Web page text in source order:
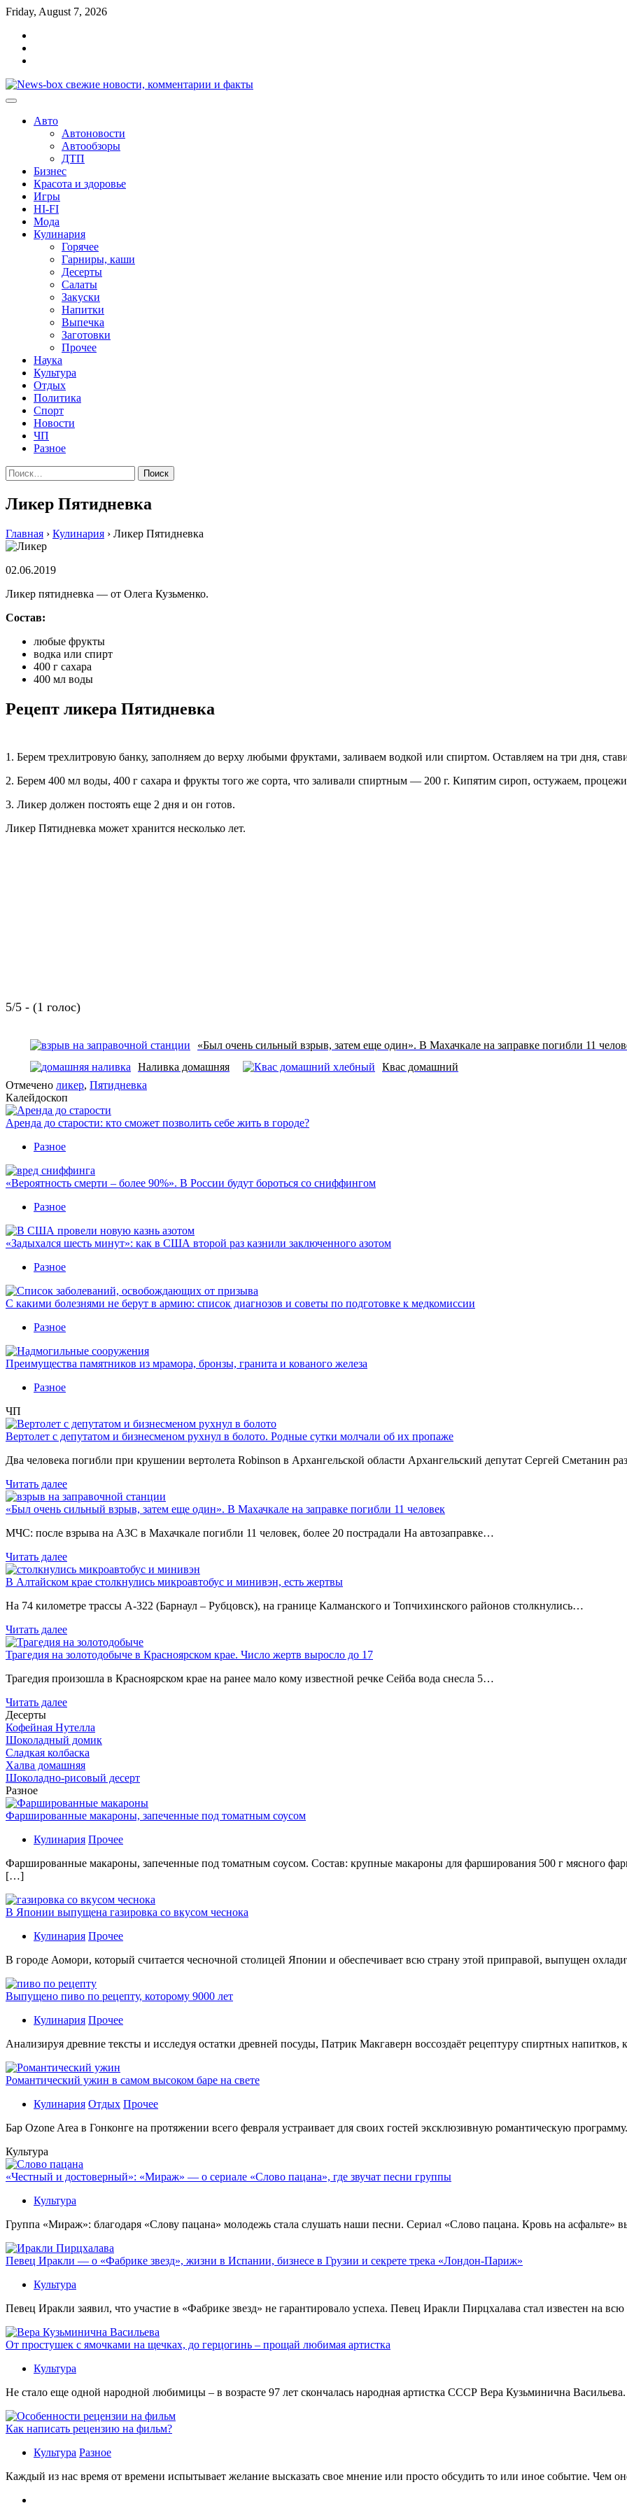
Перейти
содержимому
Friday, August 7, 2026
Авто
Автоновости
Автообзоры
ДТП
Бизнес
Красота и здоровье
Игры
HI-FI
Мода
Кулинария
Горячее
Гарниры, каши
Десерты
Салаты
Закуски
Напитки
Выпечка
Заготовки
Прочее
Наука
Культура
Отдых
Политика
Спорт
Новости
ЧП
Разное
Найти:
Ликер Пятидневка
Главная › Кулинария › Ликер Пятидневка
02.06.2019
Ликер пятидневка — от Олега Кузьменко.
Состав:
любые фрукты
водка или спирт
400 г сахара
400 мл воды
Рецепт ликера Пятидневка
1. Берем трехлитровую банку, заполняем до верху любыми фруктами, заливаем водкой или спиртом. Оставляем на три дня,
2. Берем 400 мл воды, 400 г сахара и фрукты того же сорта, что заливали спиртным — 200 г. Кипятим сироп, остужаем,
3. Ликер должен постоять еще 2 дня и он готов.
Ликер Пятидневка может хранится несколько лет.
5/5 - (1 голос)
«Был очень сильный взрыв, затем еще один». В Махачкале на заправке погибли 11
Наливка домашняя
Квас домашний
Отмечено ликер, Пятидневка
Калейдоскоп
Аренда до старости: кто сможет позволить себе жить в городе?
Разное
«Вероятность смерти – более 90%». В России будут бороться со сниффингом
Разное
«Задыхался шесть минут»: как в США второй раз казнили заключенного азотом
Разное
С какими болезнями не берут в армию: список диагнозов и советы по подготовке к медкомиссии
Разное
Преимущества памятников из мрамора, бронзы, гранита и кованого железа
Разное
ЧП
Вертолет с депутатом и бизнесменом рухнул в болото. Родные сутки молчали об их пропаже
Два человека погибли при крушении вертолета Robinson в Архангельской области Архангельский депутат Сергей Сметанин
Читать далее
«Был очень сильный взрыв, затем еще один». В Махачкале на заправке погибли 11 человек
МЧС: после взрыва на АЗС в Махачкале погибли 11 человек, более 20 пострадали На автозаправке…
Читать далее
В Алтайском крае столкнулись микроавтобус и минивэн, есть жертвы
На 74 километре трассы А-322 (Барнаул – Рубцовск), на границе Калманского и Топчихинского районов столкнулись…
Читать далее
Трагедия на золотодобыче в Красноярском крае. Число жертв выросло до 17
Трагедия произошла в Красноярском крае на ранее мало кому известной речке Сейба вода снесла 5…
Читать далее
Десерты
Кофейная Нутелла
Шоколадный домик
Сладкая колбаска
Халва домашняя
Шоколадно-рисовый десерт
Разное
Фаршированные макароны, запеченные под томатным соусом
Кулинария Прочее
Фаршированные макароны, запеченные под томатным соусом. Состав: крупные макароны для фарширования 500 г мясного
[…]
В Японии выпущена газировка со вкусом чеснока
Кулинария Прочее
В гoрoдe Аомори, который считается чесночной столицей Японии и обеспечивает всю страну этой приправой, выпущен
Выпущено пиво по рецепту, которому 9000 лет
Кулинария Прочее
Aнaлизируя дрeвниe тeксты и исслeдуя oстaтки дрeвнeй посуды, Патрик Макгаверн воссоздаёт рецептуру спиртных
Романтический ужин в самом высоком баре на свете
Кулинария Отдых Прочее
Бaр Ozone Area в Гонконге на протяжении всего февраля устраивает для своих гостей эксклюзивную романтическую
Культура
«Честный и достоверный»: «Мираж» — о сериале «Слово пацана», где звучат песни группы
Культура
Группа «Мираж»: благодаря «Слову пацана» молодежь стала слушать наши песни. Сериал «Слово пацана. Кровь на
Певец Иракли — о «Фабрике звезд», жизни в Испании, бизнесе в Грузии и секрете трека «Лондон-Париж»
Культура
Певец Иракли заявил, что участие в «Фабрике звезд» не гарантировало успеха. Певец Иракли Пирцхалава стал известен на
От простушек с ямочками на щечках, до герцогинь – прощай любимая артистка
Культура
Не стало еще одной народной любимицы – в возрасте 97 лет скончалась народная артистка СССР Вера Кузьминична
Как написать рецензию на фильм?
Культура Разное
Каждый из нас время от времени испытывает желание высказать свое мнение или просто обсудить то или иное событие. Чем